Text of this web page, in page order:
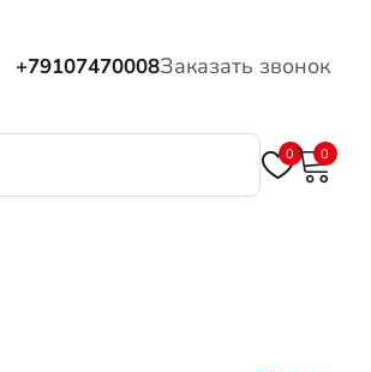
+79107470008Заказать звонок
0 0